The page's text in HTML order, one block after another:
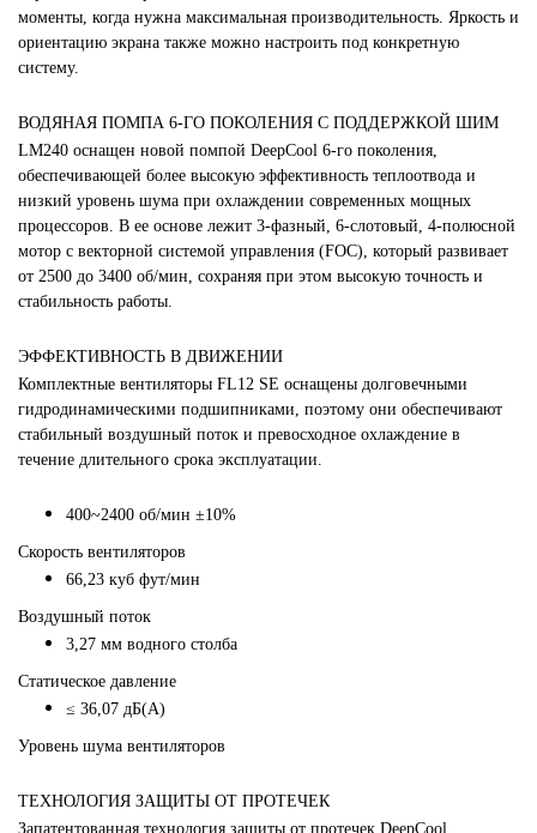
моменты, когда нужна максимальная производительность. Яркость и
ориентацию экрана также можно настроить под конкретную
систему.
ВОДЯНАЯ ПОМПА 6-ГО ПОКОЛЕНИЯ С ПОДДЕРЖКОЙ ШИМ
LM240 оснащен новой помпой DeepCool 6-го поколения,
обеспечивающей более высокую эффективность теплоотвода и
низкий уровень шума при охлаждении современных мощных
процессоров. В ее основе лежит 3-фазный, 6-слотовый, 4-полюсной
мотор с векторной системой управления (FOC), который развивает
от 2500 до 3400 об/мин, сохраняя при этом высокую точность и
стабильность работы.
ЭФФЕКТИВНОСТЬ В ДВИЖЕНИИ
Комплектные вентиляторы FL12 SE оснащены долговечными
гидродинамическими подшипниками, поэтому они обеспечивают
стабильный воздушный поток и превосходное охлаждение в
течение длительного срока эксплуатации.
400~2400 об/мин ±10%
Скорость вентиляторов
66,23 куб фут/мин
Воздушный поток
3,27 мм водного столба
Статическое давление
≤ 36,07 дБ(А)
Уровень шума вентиляторов
ТЕХНОЛОГИЯ ЗАЩИТЫ ОТ ПРОТЕЧЕК
Запатентованная технология защиты от протечек DeepCool